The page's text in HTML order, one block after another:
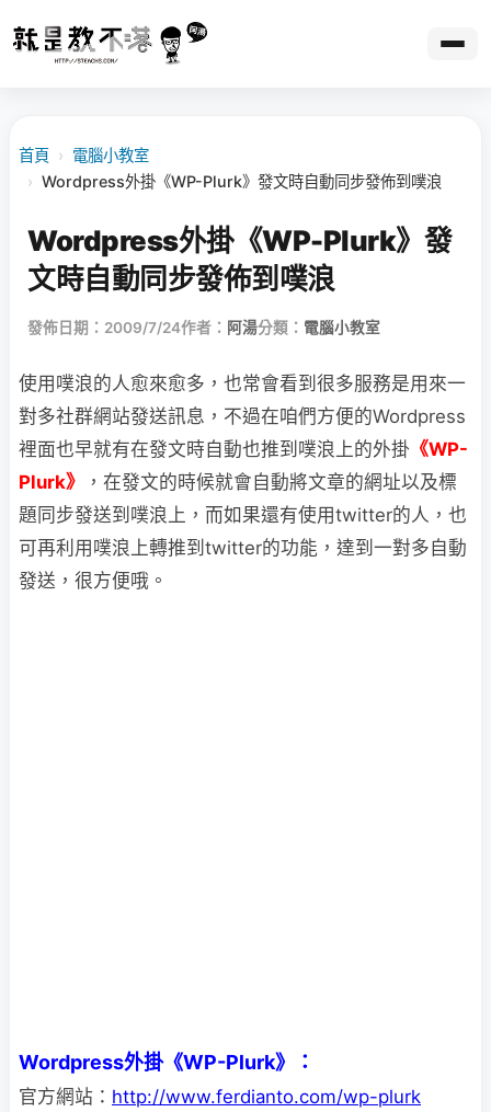
首頁 › 電腦小教室
› Wordpress外掛《WP-Plurk》發文時自動同步發佈到噗浪
Wordpress外掛《WP-Plurk》發
文時自動同步發佈到噗浪
發佈日期：2009/7/24作者： 阿湯分類： 電腦小教室
使用噗浪的人愈來愈多，也常會看到很多服務是用來一
對多社群網站發送訊息，不過在咱們方便的Wordpress
裡面也早就有在發文時自動也推到噗浪上的外掛 《WP-
Plurk》
，在發文的時候就會自動將文章的網址以及標
題同步發送到噗浪上，而如果還有使用twitter的人，也
可再利用噗浪上轉推到twitter的功能，達到一對多自動
發送，很方便哦。
Wordpress外掛《WP-Plurk》：
官方網站： http://www.ferdianto.com/wp-plurk